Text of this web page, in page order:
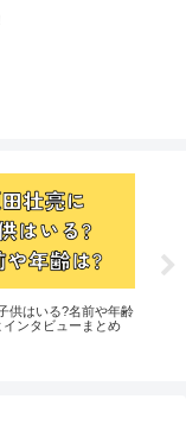
供はいる?名前や年齢
インタビューまとめ